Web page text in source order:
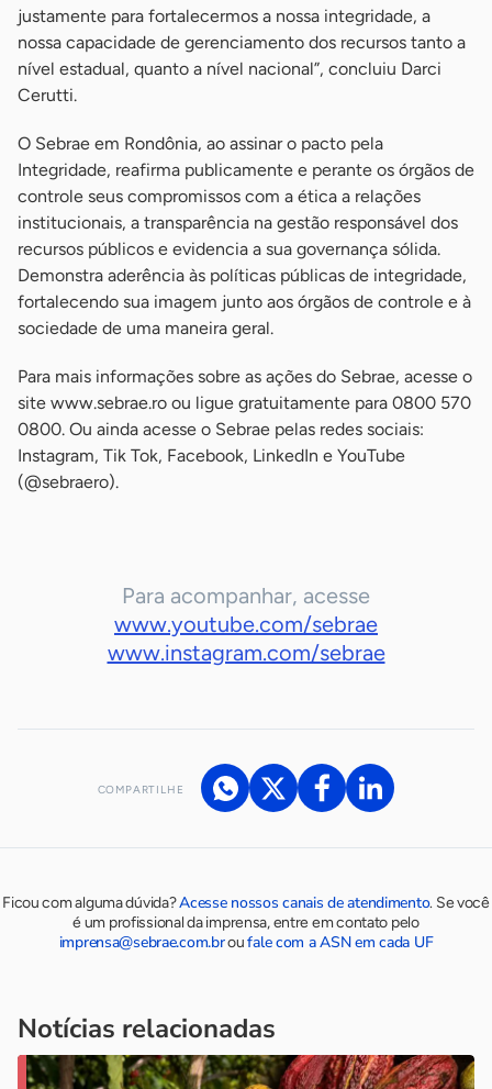
justamente para fortalecermos a nossa integridade, a
nossa capacidade de gerenciamento dos recursos tanto a
nível estadual, quanto a nível nacional”, concluiu Darci
Cerutti.
O Sebrae em Rondônia, ao assinar o pacto pela
Integridade, reafirma publicamente e perante os órgãos de
controle seus compromissos com a ética a relações
institucionais, a transparência na gestão responsável dos
recursos públicos e evidencia a sua governança sólida.
Demonstra aderência às políticas públicas de integridade,
fortalecendo sua imagem junto aos órgãos de controle e à
sociedade de uma maneira geral.
Para mais informações sobre as ações do Sebrae, acesse o
site www.sebrae.ro ou ligue gratuitamente para 0800 570
0800. Ou ainda acesse o Sebrae pelas redes sociais:
Instagram, Tik Tok, Facebook, LinkedIn e YouTube
(@sebraero).
Para acompanhar, acesse
www.youtube.com/sebrae
www.instagram.com/sebrae
COMPARTILHE
Ficou com alguma dúvida?Acesse nossos canais de atendimento. Se você
é um profissional da imprensa, entre em contato pelo
imprensa@sebrae.com.broufale com a ASN em cada UF
Notícias relacionadas